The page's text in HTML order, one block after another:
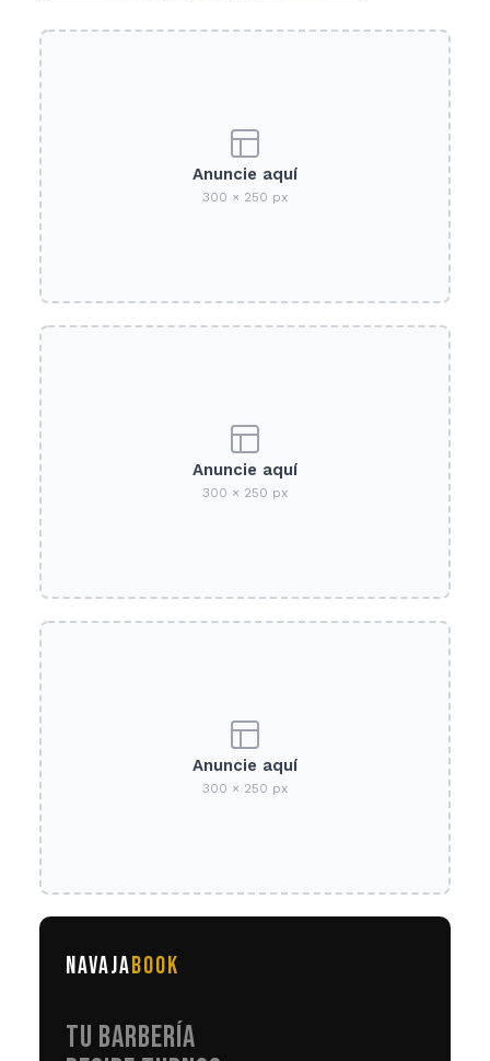
Anuncie aquí
300 × 250 px
Anuncie aquí
300 × 250 px
Anuncie aquí
300 × 250 px
NAVAJABOOK
TU BARBERÍA